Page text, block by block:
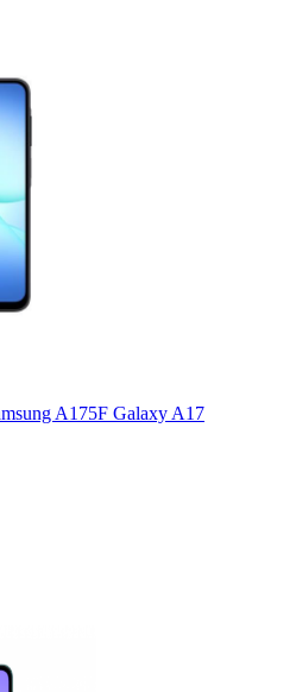
A175F Galaxy A17